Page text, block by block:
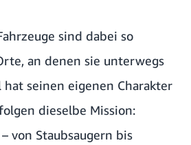
sind dabei so
an denen sie unterwegs
hat seinen eigenen Charakter
dieselbe Mission:
von Staubsaugern bis